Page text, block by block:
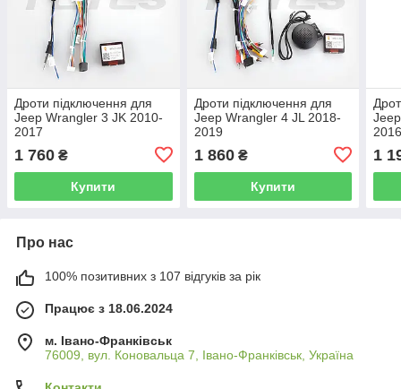
Дроти підключення для
Jeep Wrangler 3 JK 2010-
2017
1 760 ₴
Купити
Дроти підключення для
Jeep Wrangler 4 JL 2018-
2019
1 860₴
Купити
1
Про нас
100% позитивних з 107 відгуків за рік
Працює з 18.06.2024
м. Івано-Франківськ
76009, вул. Коновальца 7, Івано-Франківськ, Україна